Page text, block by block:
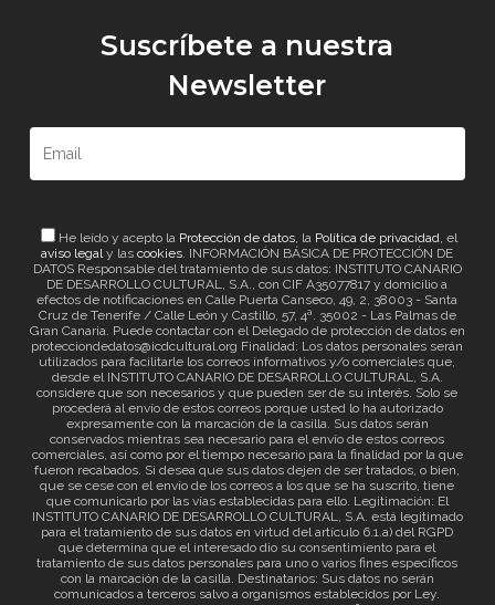
Suscríbete a nuestra
Newsletter
He leído y acepto la Protección de datos, la Política de privacidad, el
aviso legaly lascookies. INFORMACIÓN BÁSICA DE PROTECCIÓN DE
DATOS Responsable del tratamiento de sus datos: INSTITUTO CANARIO
DE DESARROLLO CULTURAL, S.A., con CIF A35077817 y domicilio a
efectos de notificaciones en Calle Puerta Canseco, 49, 2, 38003 - Santa
Cruz de Tenerife / Calle León y Castillo, 57, 4ª. 35002 - Las Palmas de
Gran Canaria. Puede contactar con el Delegado de protección de datos en
protecciondedatos@icdcultural.org Finalidad: Los datos personales serán
utilizados para facilitarle los correos informativos y/o comerciales que,
desde el INSTITUTO CANARIO DE DESARROLLO CULTURAL, S.A.
considere que son necesarios y que pueden ser de su interés. Solo se
procederá al envío de estos correos porque usted lo ha autorizado
expresamente con la marcación de la casilla. Sus datos serán
conservados mientras sea necesario para el envío de estos correos
comerciales, así como por el tiempo necesario para la finalidad por la que
fueron recabados. Si desea que sus datos dejen de ser tratados, o bien,
que se cese con el envío de los correos a los que se ha suscrito, tiene
que comunicarlo por las vías establecidas para ello. Legitimación: El
INSTITUTO CANARIO DE DESARROLLO CULTURAL, S.A. está legitimado
para el tratamiento de sus datos en virtud del artículo 6.1.a) del RGPD
que determina que el interesado dio su consentimiento para el
tratamiento de sus datos personales para uno o varios fines específicos
con la marcación de la casilla. Destinatarios: Sus datos no serán
comunicados a terceros salvo a organismos establecidos por Ley.